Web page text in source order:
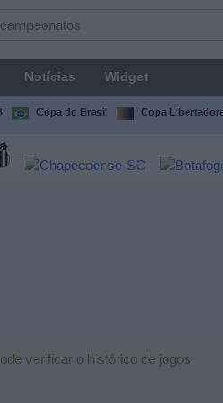
Notícias Widget
Copa do Brasil Copa
verificar o histórico de jogos